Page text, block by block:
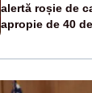
alertă roșie de
apropie de 40